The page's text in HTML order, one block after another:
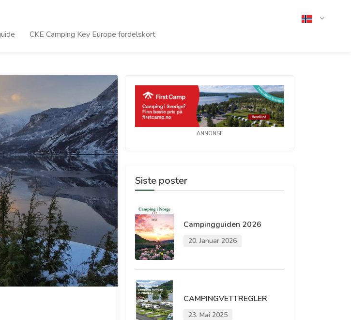
CKE Camping Key Europe fordelskort
ANNONSE
Siste poster
Campingguiden 2026
20. Januar 2026
CAMPINGVETTREGLER
23. Mai 2025